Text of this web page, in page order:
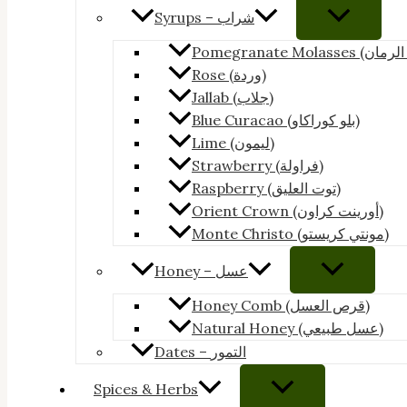
Syrups – شراب
Rose (وردة)
Jallab (جلاب)
Blue Curacao (بلو كوراكاو)
Lime (ليمون)
Strawberry (فراولة)
Raspberry (توت العليق)
Orient Crown (أورينت كراون)
Monte Christo (مونتي كريستو)
Honey – عسل
Honey Comb (قرص العسل)
Natural Honey (عسل طبيعي)
Dates – التمور
Spices & Herbs